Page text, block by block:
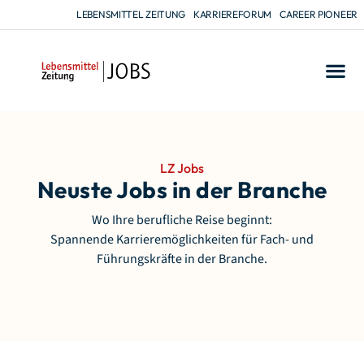
LEBENSMITTEL ZEITUNG KARRIEREFORUM CAREER PIONEER
LZ Jobs
Neuste Jobs in der Branche
Wo Ihre berufliche Reise beginnt:
Spannende Karrieremöglichkeiten für Fach- und
Führungskräfte in der Branche.